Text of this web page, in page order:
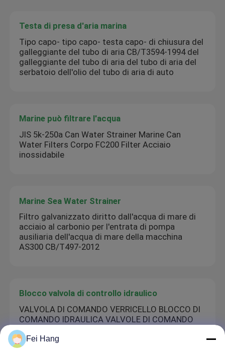
Testa di presa d'aria marina
Tipo capo- tipo capo- testa capo- di chiusura del
galleggiante del tubo di aria CB/T3594-1994 del
galleggiante del tubo di aria del tubo di aria del
serbatoio dell'olio del tubo di aria di auto
Marine può filtrare l'acqua
JIS 5k-250a Can Water Strainer Marine Can
Water Filters Corpo FC200 Filter Acciaio
inossidabile
Marine Sea Water Strainer
Filtro galvanizzato diritto dall'acqua di mare di
acciaio al carbonio per l'entrata di pompa
ausiliaria dell'acqua di mare della macchina
AS300 CB/T497-2012
Blocco valvola di controllo idraulico
VALVOLA DI COMANDO VERRICELLO BLOCCO DI
COMANDO IDRAULICA VALVOLE DI COMANDO
MODELLO CSBF-H-G32
Fei Hang